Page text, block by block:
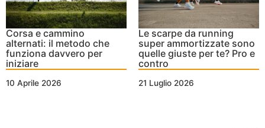
Corsa e cammino
alternati: il metodo che
funziona davvero per
iniziare
10 Aprile 2026
Le scarpe da running
super ammortizzate sono
quelle giuste per te? Pro e
contro
21 Luglio 2026